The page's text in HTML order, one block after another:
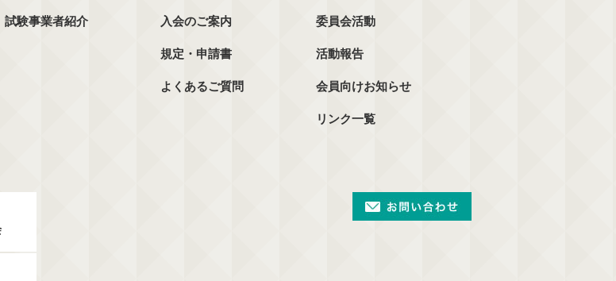
試験事業者紹介 入会のご案内
規定・申請書
よくあるご質問
委員会活動
活動報告
会員向けお知らせ
リンク一覧